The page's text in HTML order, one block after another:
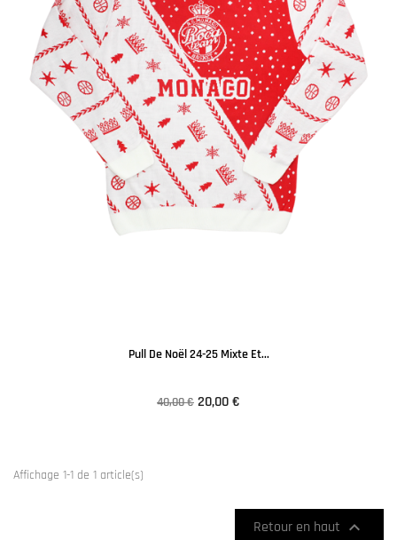
Pull De Noël 24-25 Mixte Et...
40,00 € 20,00 €
Affichage 1-1 de 1 article(s)
Retour en haut 